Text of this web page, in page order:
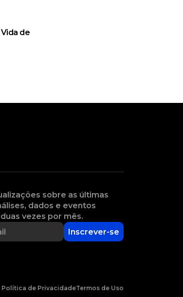
de
sobre as últimas
dados e eventos
vezes por mês.
Inscrever-se
Política de PrivacidadeTermos de Uso